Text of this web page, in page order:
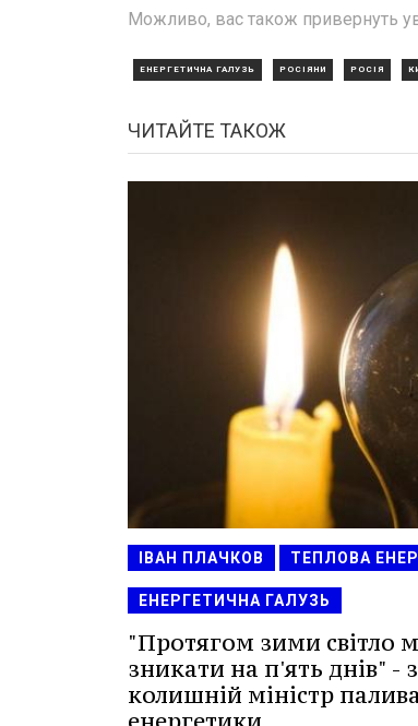
Можливо, вас також привернуть
ЕНЕРГЕТИЧНА ГАЛУЗЬ РОСІЯНИ РОСІЯ
ЧИТАЙТЕ ТАКОЖ
ІВАН ПЛАЧКОВ ТЕПЛОВА
ЕНЕРГЕТИЧНА ГАЛУЗЬ
"Протягом зими світло
зникати на п'ять днів" -
колишній міністр